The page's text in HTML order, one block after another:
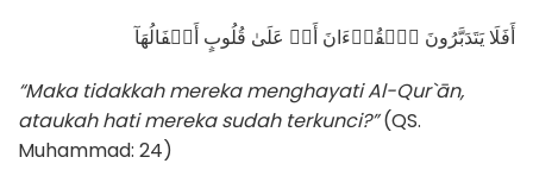
أَفَلَا يَتَدَبَّرُونَ ٱلۡقُرۡءَانَ أَمۡ عَلَىٰ قُلُوبٍ أَقۡفَالُهَآ
“Maka tidakkah mereka menghayati Al-Qur`ān,
ataukah hati mereka sudah terkunci?”(QS.
Muhammad: 24)